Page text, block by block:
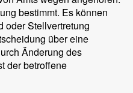
bestimmt. Es können
oder Stellvertretung
über eine
Änderung des
der betroffene